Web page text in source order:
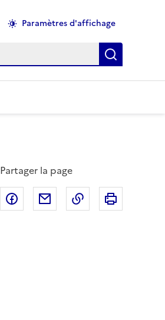
Paramètres d'affichage
Recherche
Partager la page
Partager sur Facebook
Partager par email
Copier dans le